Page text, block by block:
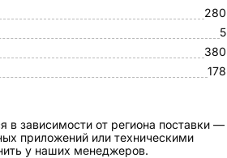
280
5
380
178
в зависимости от региона поставки —
приложений или техническими
у наших менеджеров.